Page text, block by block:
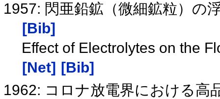
1957: 閃亜鉛鉱（微細鉱粒）の
[Bib]
Effect of Electrolytes on the
[Net]
[Bib]
1962: コロナ放電界における高